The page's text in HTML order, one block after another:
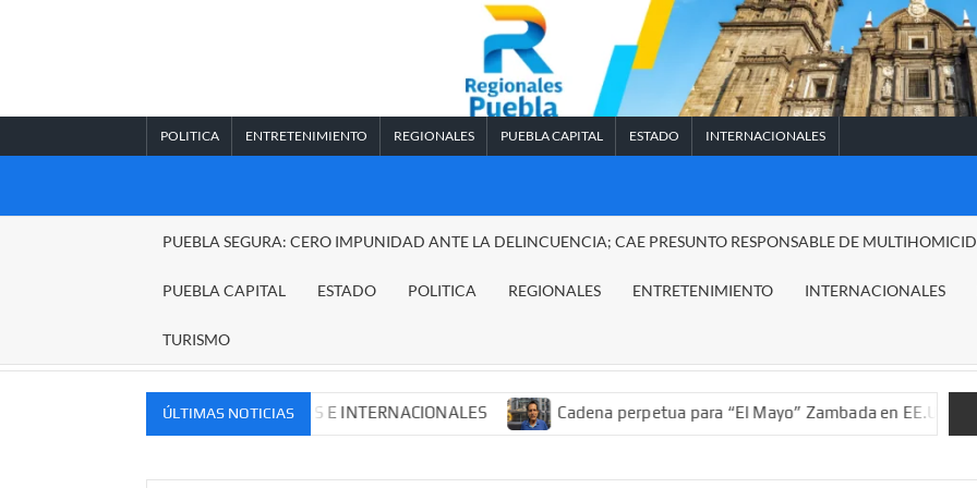
POLITICA ENTRETENIMIENTO REGIONALES PUEBLA CAPITAL ESTADO INTERNACIONALES
REGIONALES
PUEBLA SEGURA: CERO IMPUNIDAD ANTE LA DELINCUENCIA; CAE PRESUNTO RESPONSABLE DE
PUEBLA CAPITAL ESTADO POLITICA REGIONALES ENTRETENIMIENTO INTERNACIONALES
TURISMO
ÚLTIMAS NOTICIAS
MERCADOS NACIONALES E INTERNACIONALES Cadena perpetua para “El Mayo” Zambada en EE.UU.; ordenan